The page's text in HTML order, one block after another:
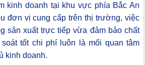
kinh doanh tại khu vực phía Bắc An
đơn vị cung cấp trên thị trường, việc
sản xuất trực tiếp vừa đảm bảo chất
tốt chi phí luôn là mối quan tâm
kinh doanh.